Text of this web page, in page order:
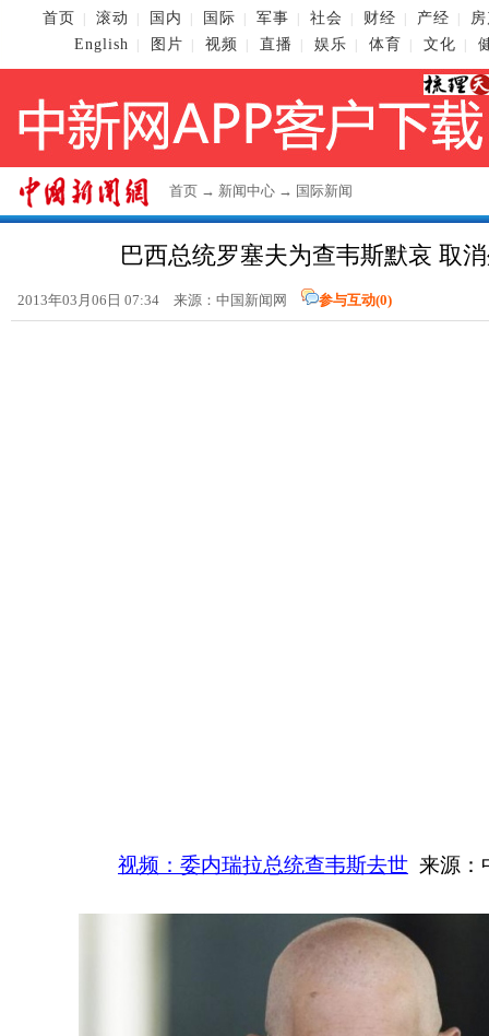
首页 滚动 国内 国际 军事 社会 财经 产经
English
图片 视频 直播 娱乐 体育 文化
首页 → 新闻中心 → 国际新闻
巴西总统罗塞夫为查韦斯默哀 取
2013年03月06日 07:34 来源： 中国新闻网 参与互动(0)
视频：委内瑞拉总统查韦斯去世来源：